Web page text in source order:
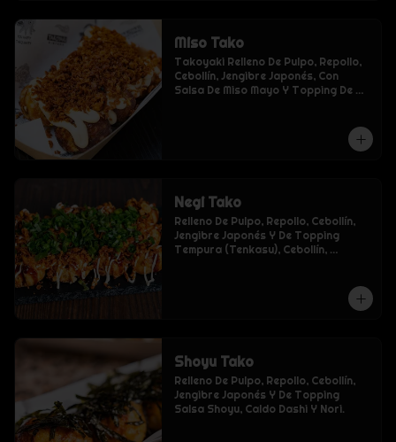
Miso Tako
Takoyaki Relleno De Pulpo, Repollo,
Cebollín, Jengibre Japonés, Con
Salsa De Miso Mayo Y Topping De
Negi Tako
Relleno De Pulpo, Repollo, Cebollín,
Jengibre Japonés Y De Topping
Tempura (Tenkasu), Cebollín,
Shoyu Tako
Relleno De Pulpo, Repollo, Cebollín,
Jengibre Japonés Y De Topping
Salsa Shoyu, Caldo Dashi Y Nori.